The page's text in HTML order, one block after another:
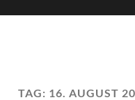
TAG: 16. AUGUST